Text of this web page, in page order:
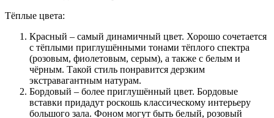
Тёплые цвета:
Красный – самый динамичный цвет. Хорошо сочетается
с тёплыми приглушёнными тонами тёплого спектра
(розовым, фиолетовым, серым), а также с белым и
чёрным. Такой стиль понравится дерзким
экстравагантным натурам.
Бордовый – более приглушённый цвет. Бордовые
вставки придадут роскошь классическому интерьеру
большого зала. Фоном могут быть белый, розовый